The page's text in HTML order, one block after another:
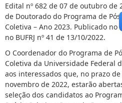
Edital nº 682 de 07 de outubro de
de Doutorado do Programa de
Coletiva – Ano 2023. Publicado no
no BUFRJ nº 41 de 13/10/2022.
O Coordenador do Programa de
Coletiva da Universidade Federal
aos interessados que, no prazo
novembro de 2022, estarão
seleção dos candidatos ao